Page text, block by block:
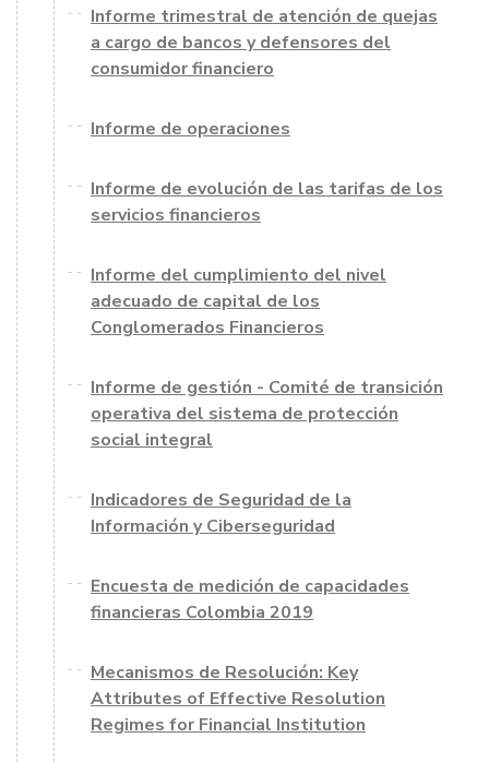
Informe trimestral de atención de quejas
a cargo de bancos y defensores del
consumidor financiero
Informe de operaciones
Informe de evolución de las tarifas de los
servicios financieros
Informe del cumplimiento del nivel
adecuado de capital de los
Conglomerados Financieros
Informe de gestión - Comité de transición
operativa del sistema de protección
social integral
Indicadores de Seguridad de la
Información y Ciberseguridad
Encuesta de medición de capacidades
financieras Colombia 2019
Mecanismos de Resolución: Key
Attributes of Effective Resolution
Regimes for Financial Institution